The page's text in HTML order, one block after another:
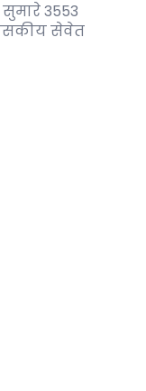
3553
सेवेत